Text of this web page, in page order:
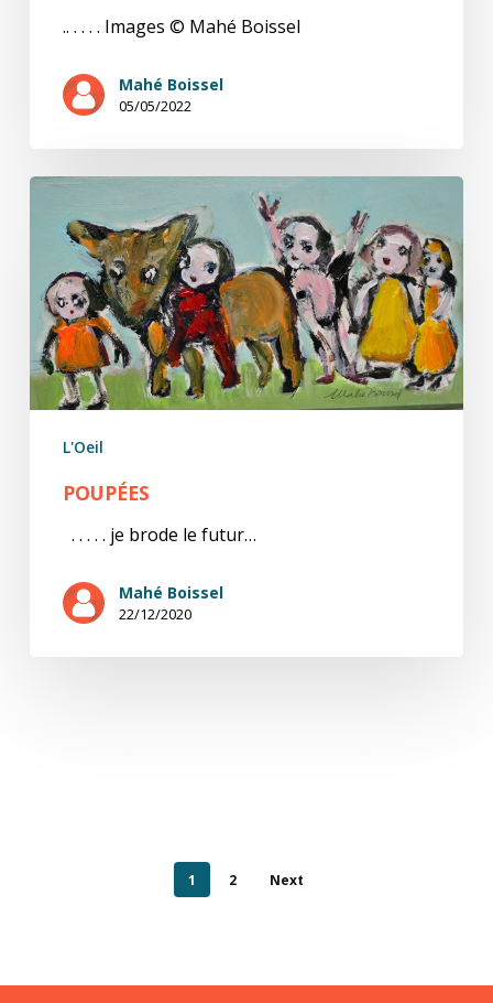
.. . . . . Images © Mahé Boissel
Mahé Boissel
05/05/2022
Poupées
L'Oeil
POUPÉES
. . . . . je brode le futur…
Mahé Boissel
22/12/2020
1 2 Next